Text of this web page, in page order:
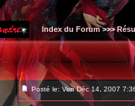
Index du Forum>>>
Posté le: Ven Déc 14, 2007